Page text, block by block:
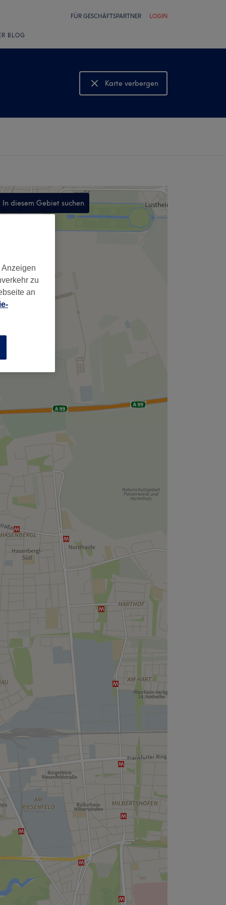
FÜR GESCHÄFTSPARTNER LOGIN
BLOG
Karte verbergen
Karte anzeigen
In diesem Gebiet suchen
zu
an